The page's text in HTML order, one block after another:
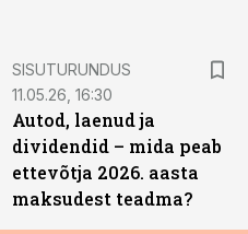
SISUTURUNDUS
11.05.26, 16:30
Autod, laenud ja
dividendid – mida peab
ettevõtja 2026. aasta
maksudest teadma?